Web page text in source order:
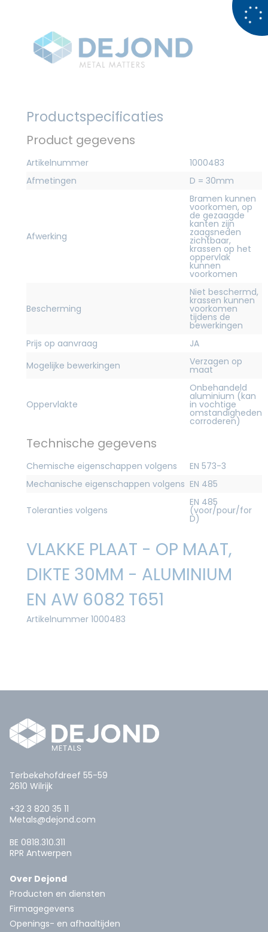
Productspecificaties
Product gegevens
Artikelnummer
1000483
Afmetingen
D = 30mm
Afwerking
Bramen kunnen
voorkomen, op
de gezaagde
kanten zijn
zaagsneden
zichtbaar,
krassen op het
oppervlak
kunnen
voorkomen
Bescherming
Niet beschermd,
krassen kunnen
voorkomen
tijdens de
bewerkingen
Prijs op aanvraag
JA
Mogelijke bewerkingen
Verzagen op
maat
Oppervlakte
Onbehandeld
aluminium (kan
in vochtige
omstandigheden
corroderen)
Technische gegevens
Chemische eigenschappen volgens
EN 573-3
Mechanische eigenschappen volgens EN 485
Toleranties volgens
EN 485
(voor/pour/for
D)
VLAKKE PLAAT - OP MAAT,
DIKTE 30MM - ALUMINIUM
EN AW 6082 T651
Artikelnummer 1000483
Terbekehofdreef 55-59
2610 Wilrijk
+32 3 820 35 11
Metals@dejond.com
BE 0818.310.311
RPR Antwerpen
Over Dejond
Producten en diensten
Firmagegevens
Openings- en afhaaltijden